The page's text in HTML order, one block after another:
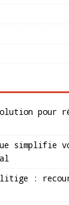
pour
simplifie
: